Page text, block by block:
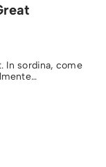
In sordina, come